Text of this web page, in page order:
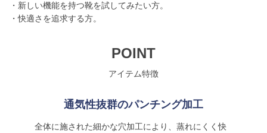
・新しい機能を持つ靴を試してみたい方。
・快適さを追求する方。
POINT
アイテム特徴
通気性抜群のパンチング加工
全体に施された細かな穴加工により、蒸れにくく快